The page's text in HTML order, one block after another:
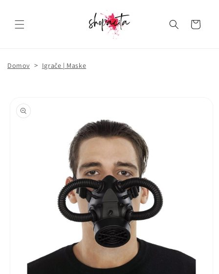
Košarica
Domov > Igrače | Maske